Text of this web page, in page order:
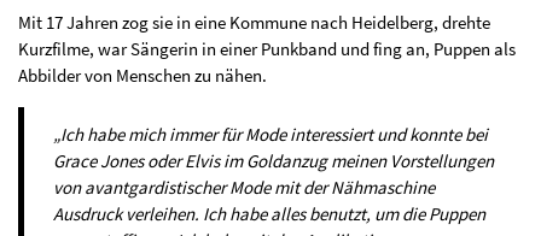
Mit 17 Jahren zog sie in eine Kommune nach Heidelberg, drehte
Kurzfilme, war Sängerin in einer Punkband und fing an, Puppen als
Abbilder von Menschen zu nähen.
„Ich habe mich immer für Mode interessiert und konnte bei
Grace Jones oder Elvis im Goldanzug meinen Vorstellungen
von avantgardistischer Mode mit der Nähmaschine
Ausdruck verleihen. Ich habe alles benutzt, um die Puppen